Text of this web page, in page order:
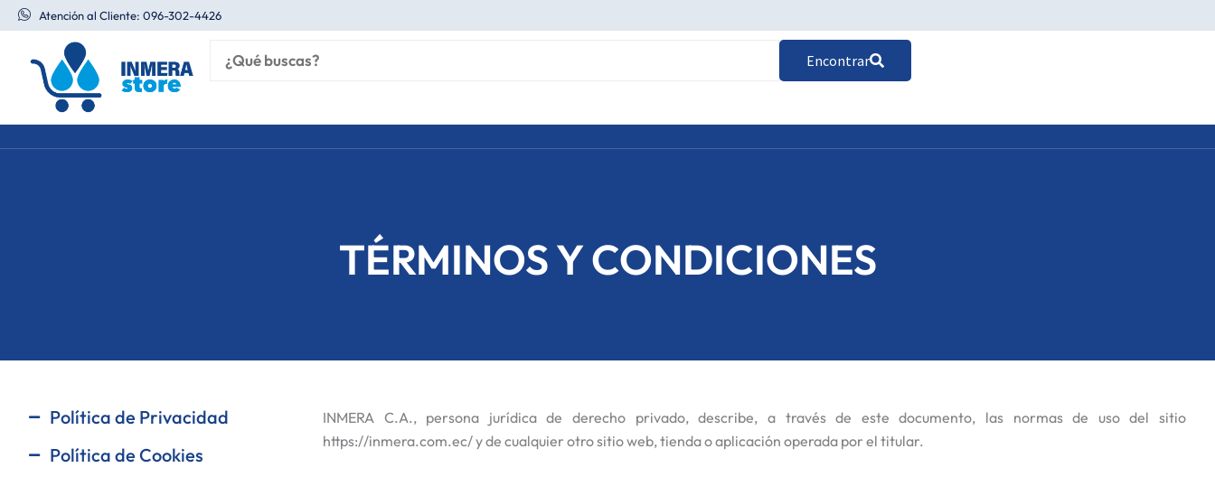
al
contenido
Atención al Cliente: 096-302-4426
Encontrar
TÉRMINOS Y CONDICIONES
Política de Privacidad
Política de Cookies
INMERA C.A., persona jurídica de derecho privado, describe, a través de este documento, las normas de uso del sitio
https://inmera.com.ec/ y de cualquier otro sitio web, tienda o aplicación operada por el titular.